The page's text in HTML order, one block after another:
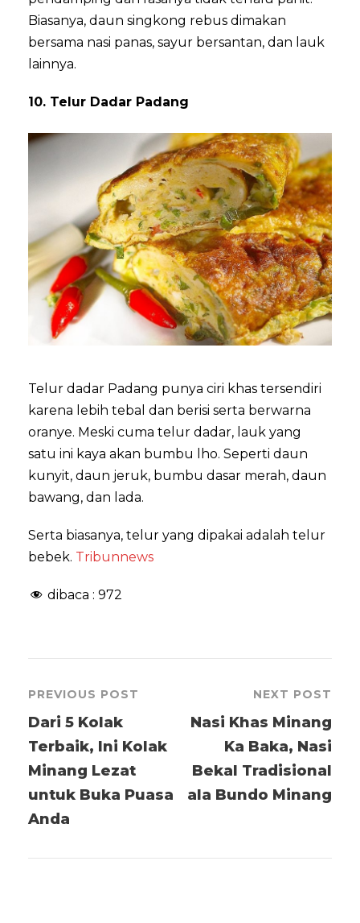
Biasanya, daun singkong rebus dimakan
bersama nasi panas, sayur bersantan, dan lauk
lainnya.
10. Telur Dadar Padang
Telur dadar Padang punya ciri khas tersendiri
karena lebih tebal dan berisi serta berwarna
oranye. Meski cuma telur dadar, lauk yang
satu ini kaya akan bumbu lho. Seperti daun
kunyit, daun jeruk, bumbu dasar merah, daun
bawang, dan lada.
Serta biasanya, telur yang dipakai adalah telur
bebek. Tribunnews
dibaca : 972
PREVIOUS POST
Dari 5 Kolak
Terbaik, Ini Kolak
Minang Lezat
untuk Buka Puasa
Anda
NEXT POST
Nasi Khas Minang
Ka Baka, Nasi
Bekal Tradisional
ala Bundo Minang